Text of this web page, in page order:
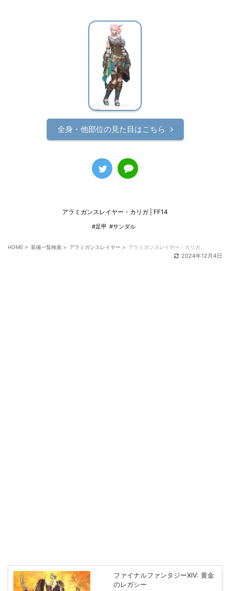
全身・他部位の見た目はこちら
アラミガンスレイヤー・カリガ | FF14
#足甲 #サンダル
HOME > 装備一覧検索 > アラミガンスレイヤー > アラミガンスレイヤー・カリガ
2024年12月4日
ファイナルファンタジーXIV: 黄金
のレガシー